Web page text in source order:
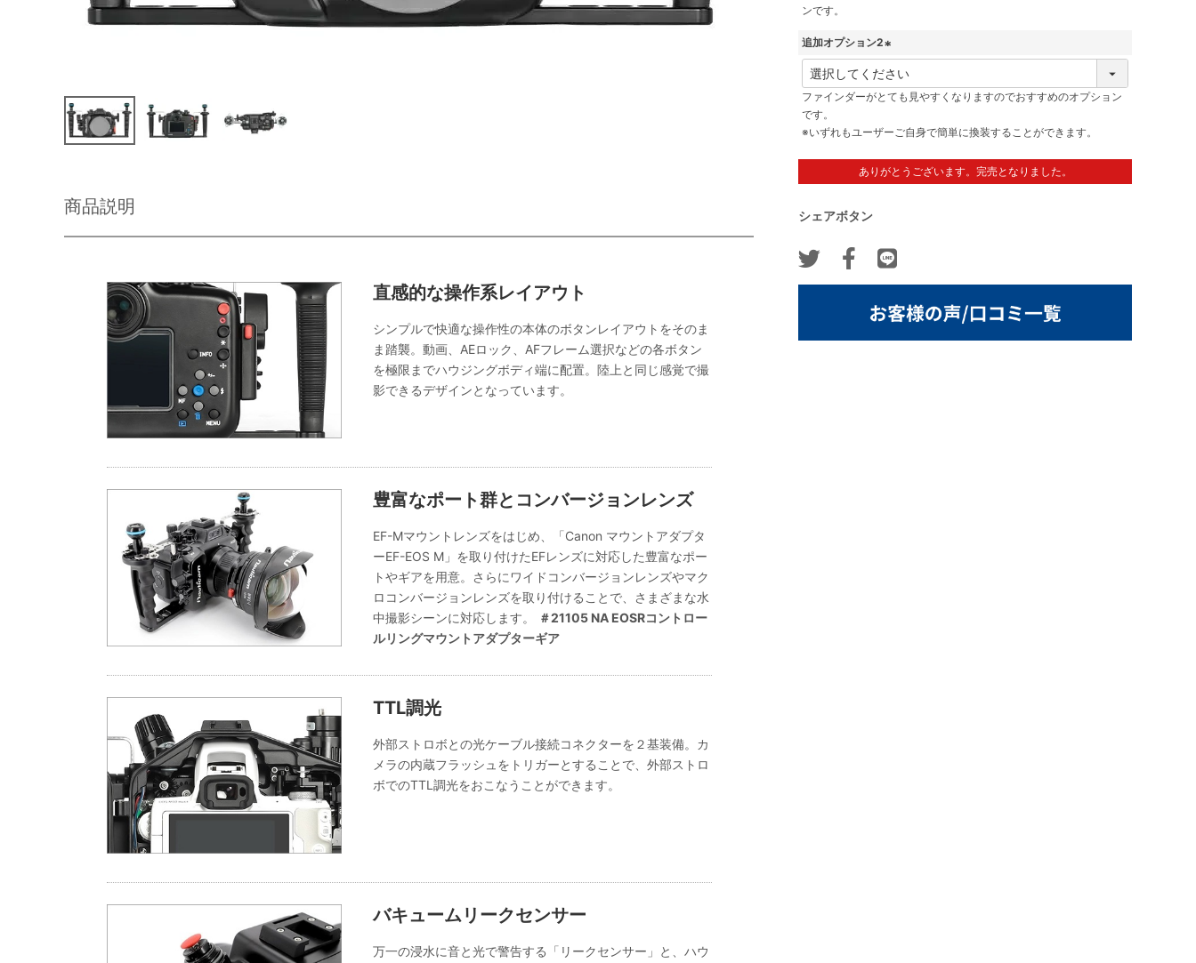
商品説明
直感的な操作系レイアウト
シンプルで快適な操作性の本体のボタンレイアウトをそのま
ま踏襲。動画、AEロック、AFフレーム選択などの各ボタン
を極限までハウジングボディ端に配置。陸上と同じ感覚で撮
影できるデザインとなっています。
豊富なポート群とコンバージョンレンズ
EF-Mマウントレンズをはじめ、「Canon マウントアダプタ
ーEF-EOS M」を取り付けたEFレンズに対応した豊富なポー
トやギアを用意。さらにワイドコンバージョンレンズやマク
ロコンバージョンレンズを取り付けることで、さまざまな水
中撮影シーンに対応します。
＃21105 NA EOSRコントロー
ルリングマウントアダプターギア
TTL調光
外部ストロボとの光ケーブル接続コネクターを２基装備。カ
メラの内蔵フラッシュをトリガーとすることで、外部ストロ
ボでのTTL調光をおこなうことができます。
バキュームリークセンサー
万一の浸水に音と光で警告する「リークセンサー」と、ハウ
ンです。
追加オプション2
(
必
)
ファインダーがとても見やすくなりますのでおすすめのオプション
です。
※いずれもユーザーご自身で簡単に換装することができます。
ありがとうございます。完売となりました。
シェアボタン